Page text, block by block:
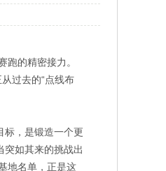
的精密接力。
过去的“点线布
标，是锻造一个更
突如其来的挑战出
地名单，正是这